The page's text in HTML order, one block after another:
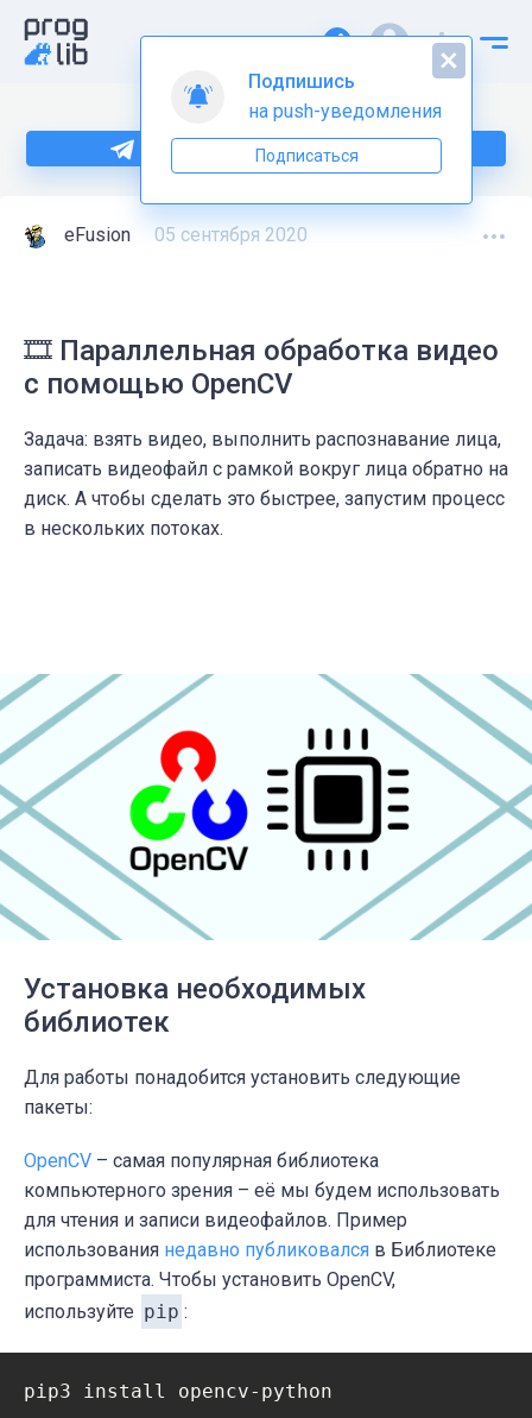
Больше информации по Python тут
eFusion 05 сентября 2020
🎞️ Параллельная обработка видео
с помощью OpenCV
Задача: взять видео, выполнить распознавание лица,
записать видеофайл с рамкой вокруг лица обратно на
диск. А чтобы сделать это быстрее, запустим процесс
в нескольких потоках.
Установка необходимых
библиотек
Для работы понадобится установить следующие
пакеты:
OpenCV – cамая популярная библиотека
компьютерного зрения – её мы будем использовать
для чтения и записи видеофайлов. Пример
использования недавно публиковался в Библиотеке
программиста. Чтобы установить OpenCV,
используйте pip :
pip3 install opencv-python
Подпишись
на push-уведомления
Подписаться